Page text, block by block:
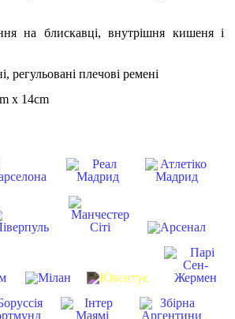
на блискавці, внутрішня кишеня і
регульовані плечові ремені
x 14cm